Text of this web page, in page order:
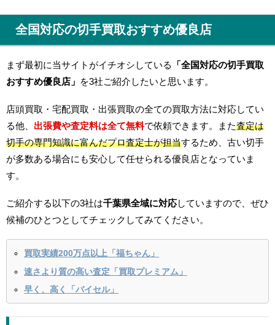
全国対応の切手買取おすすめ優良店
まず最初に当サイトがイチオシしている
「全国対応の切手買取
おすすめ優良店」
を3社ご紹介したいと思います。
店頭買取・宅配買取・出張買取の全ての買取方法に対応してい
る他、 出張費や査定料は全て無料で依頼できます。また査定は
切手の専門知識に富んだプロ査定士が担当するため、古い切手
が多数ある場合にも安心して任せられる優良店となっていま
す。
ご紹介する以下の3社は千葉県全域に対応していますので、ぜひ
候補のひとつとしてチェックしてみてください。
買取実績200万点以上「福ちゃん」
速さより質の高い査定「買取プレミアム」
早く、高く「バイセル」